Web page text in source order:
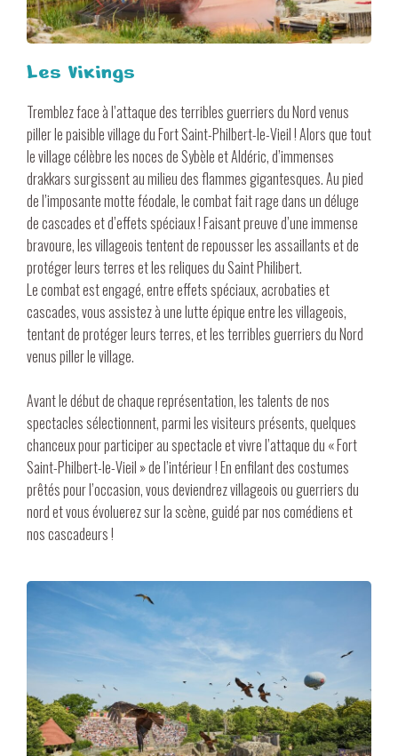
Les Vikings
Tremblez face à l’attaque des terribles guerriers du Nord venus
piller le paisible village du Fort Saint-Philbert-le-Vieil ! Alors que tout
le village célèbre les noces de Sybèle et Aldéric, d’immenses
drakkars surgissent au milieu des flammes gigantesques. Au pied
de l’imposante motte féodale, le combat fait rage dans un déluge
de cascades et d’effets spéciaux ! Faisant preuve d’une immense
bravoure, les villageois tentent de repousser les assaillants et de
protéger leurs terres et les reliques du Saint Philibert.
Le combat est engagé, entre effets spéciaux, acrobaties et
cascades, vous assistez à une lutte épique entre les villageois,
tentant de protéger leurs terres, et les terribles guerriers du Nord
venus piller le village.
Avant le début de chaque représentation, les talents de nos
spectacles sélectionnent, parmi les visiteurs présents, quelques
chanceux pour participer au spectacle et vivre l’attaque du « Fort
Saint-Philbert-le-Vieil » de l’intérieur ! En enfilant des costumes
prêtés pour l’occasion, vous deviendrez villageois ou guerriers du
nord et vous évoluerez sur la scène, guidé par nos comédiens et
nos cascadeurs !